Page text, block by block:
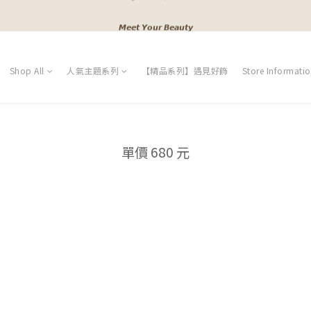
Shop All 人氣主題系列 【精品系列】遇見好飾 Store
單價 680 元